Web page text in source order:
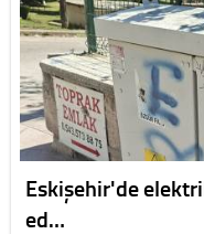
Eskişehir'de
ed…